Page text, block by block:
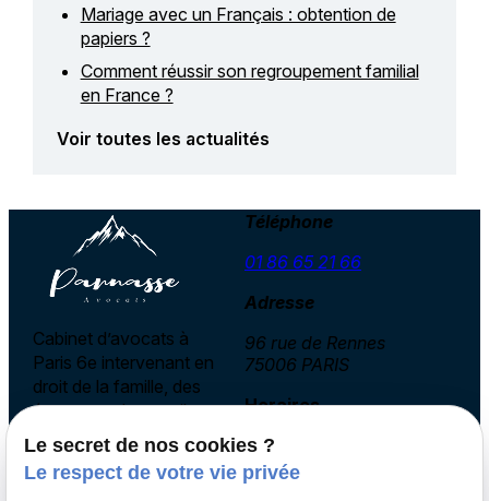
Mariage avec un Français : obtention de
papiers ?
Comment réussir son regroupement familial
en France ?
Voir toutes les actualités
Cabinet d’avocats à
Paris 6e intervenant en
droit de la famille, des
étrangers, du travail,
immobilier et
international privé.
Téléphone
01 86 65 21 66
Adresse
96 rue de Rennes
75006 PARIS
Horaires
09:30 - 19:30
Lundi - Vendredi
Le secret de nos cookies ?
Le respect de votre vie privée